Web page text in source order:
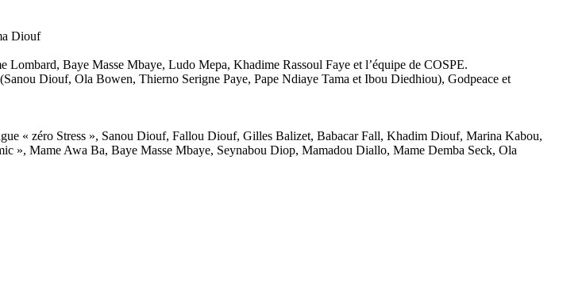
Diouf
Baye Masse Mbaye, Ludo Mepa, Khadime Rassoul Faye et l’équipe de COSPE.
Diouf, Ola Bowen, Thierno Serigne Paye, Pape Ndiaye Tama et Ibou Diedhiou), Godpeace et
« zéro Stress », Sanou Diouf, Fallou Diouf, Gilles Balizet, Babacar Fall, Khadim Diouf, Marina Kabou,
», Mame Awa Ba, Baye Masse Mbaye, Seynabou Diop, Mamadou Diallo, Mame Demba Seck, Ola